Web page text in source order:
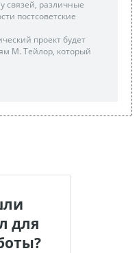
связей, различные
постсоветские
проект будет
М. Тейлор, который
для